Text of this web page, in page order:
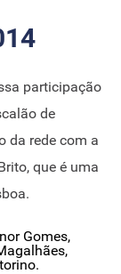
participação
de
da rede com a
que é uma
Gomes,